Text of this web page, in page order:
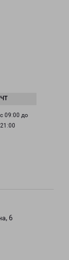
с 09:00 до
21:00
6